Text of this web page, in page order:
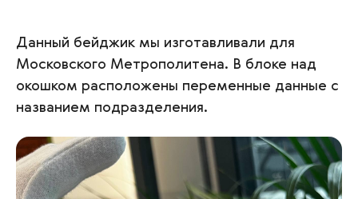
Данный бейджик мы изготавливали для
Московского Метрополитена. В блоке над
окошком расположены переменные данные с
названием подразделения.